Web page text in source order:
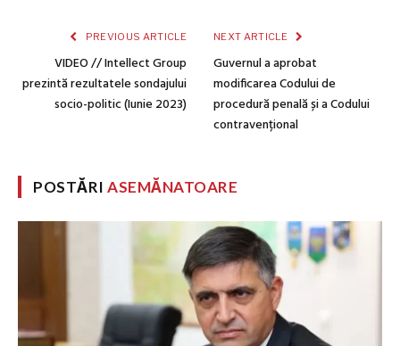
PREVIOUS ARTICLE
VIDEO // Intellect Group
prezintă rezultatele sondajului
socio-politic (Iunie 2023)
NEXT ARTICLE
Guvernul a aprobat
modificarea Codului de
procedură penală și a Codului
contravențional
POSTĂRIASEMĂNATOARE